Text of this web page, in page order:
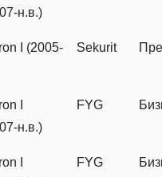
н.в.)
I (2005-
Sekurit
I
н.в.)
FYG
I
FYG